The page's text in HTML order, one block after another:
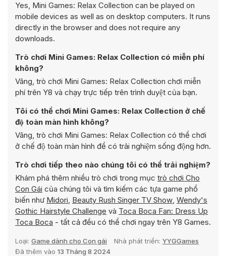
Yes, Mini Games: Relax Collection can be played on
mobile devices as well as on desktop computers. It runs
directly in the browser and does not require any
downloads.
Trò chơi Mini Games: Relax Collection có miễn phí
không?
Vâng, trò chơi Mini Games: Relax Collection chơi miễn
phí trên Y8 và chạy trực tiếp trên trình duyệt của bạn.
Tôi có thể chơi Mini Games: Relax Collection ở chế
độ toàn màn hình không?
Vâng, trò chơi Mini Games: Relax Collection có thể chơi
ở chế độ toàn màn hình để có trải nghiệm sống động hơn.
Trò chơi tiếp theo nào chúng tôi có thể trải nghiệm?
Khám phá thêm nhiều trò chơi trong mục trò chơi Cho
Con Gái của chúng tôi và tìm kiếm các tựa game phổ
biến như Midori, Beauty Rush Singer TV Show, Wendy's
Gothic Hairstyle Challenge và Toca Boca Fan: Dress Up
Toca Boca - tất cả đều có thể chơi ngay trên Y8 Games.
Loại: Game dành cho Con gái Nhà phát triển: YYGGames
Đã thêm vào 13 Tháng 8 2024